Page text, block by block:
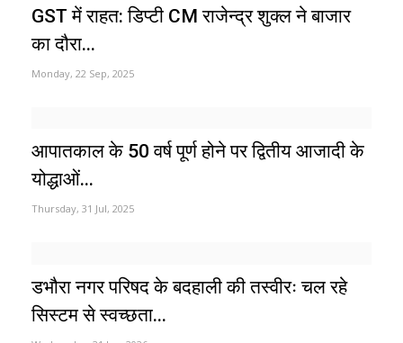
GST में राहत: डिप्टी CM राजेन्द्र शुक्ल ने बाजार
का दौरा...
Monday, 22 Sep, 2025
आपातकाल के 50 वर्ष पूर्ण होने पर द्वितीय आजादी के
योद्धाओं...
Thursday, 31 Jul, 2025
डभौरा नगर परिषद के बदहाली की तस्वीरः चल रहे
सिस्टम से स्वच्छता...